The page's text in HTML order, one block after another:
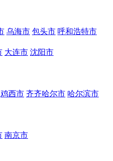
乌海市 包头市 呼和浩特市
大连市 沈阳市
鸡西市 齐齐哈尔市 哈尔滨市
南京市